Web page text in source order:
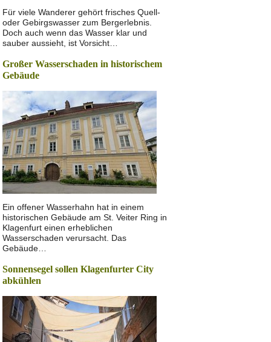
Für viele Wanderer gehört frisches Quell-
oder Gebirgswasser zum Bergerlebnis.
Doch auch wenn das Wasser klar und
sauber aussieht, ist Vorsicht…
Großer Wasserschaden in historischem
Gebäude
Ein offener Wasserhahn hat in einem
historischen Gebäude am St. Veiter Ring in
Klagenfurt einen erheblichen
Wasserschaden verursacht. Das
Gebäude…
Sonnensegel sollen Klagenfurter City
abkühlen